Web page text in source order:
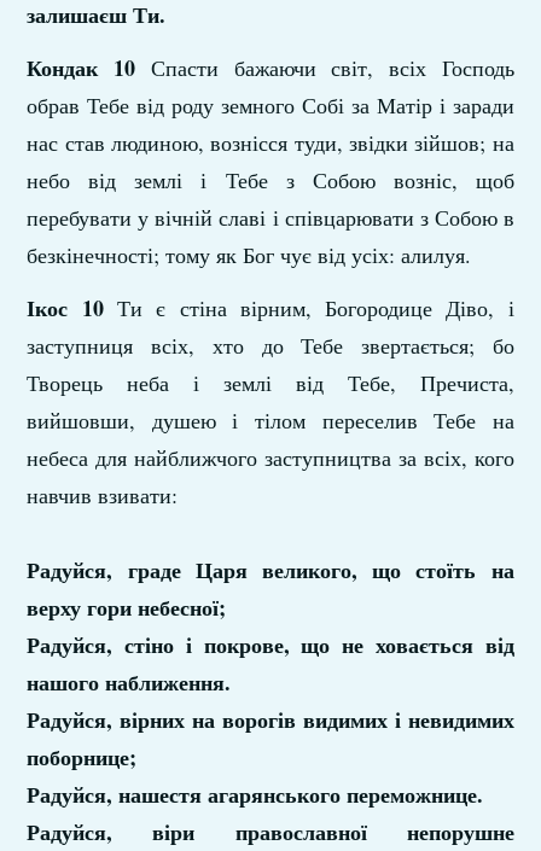
залишаєш Ти.
Кондак 10 Спасти бажаючи світ, всіх Господь
обрав Тебе від роду земного Собі за Матір і заради
нас став людиною, вознісся туди, звідки зійшов; на
небо від землі і Тебе з Собою возніс, щоб
перебувати у вічній славі і співцарювати з Собою в
безкінечності; тому як Бог чує від усіх: алилуя.
Ікос 10Ти є стіна вірним, Богородице Діво, і
заступниця всіх, хто до Тебе звертається; бо
Творець неба і землі від Тебе, Пречиста,
вийшовши, душею і тілом переселив Тебе на
небеса для найближчого заступництва за всіх, кого
навчив взивати:
Радуйся, граде Царя великого, що стоїть на
верху гори небесної;
Радуйся, стіно і покрове, що не ховається від
нашого наближення.
Радуйся, вірних на ворогів видимих і невидимих
поборнице;
Радуйся, нашестя агарянського переможнице.
Радуйся, віри православної непорушне